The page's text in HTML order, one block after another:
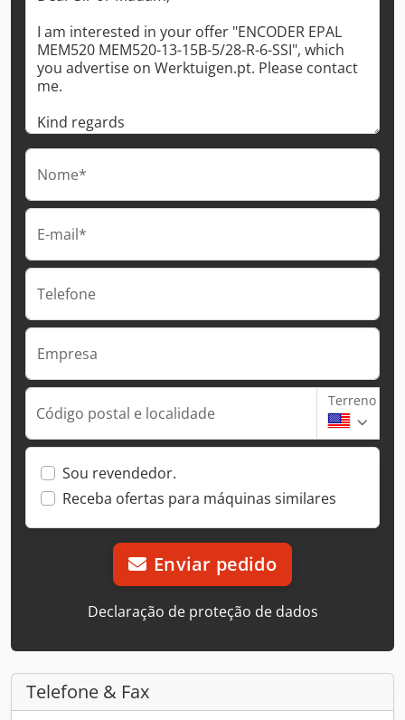
Nome*
E-mail*
Telefone
Empresa
Código postal e localidade
Terreno
Sou revendedor.
Receba ofertas para máquinas similares
Enviar pedido
Declaração de proteção de dados
Telefone & Fax